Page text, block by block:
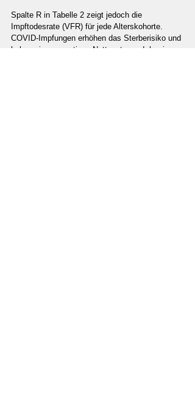
Spalte R in Tabelle 2 zeigt jedoch die
Impftodesrate (VFR) für jede Alterskohorte.
COVID-Impfungen erhöhen das Sterberisiko und
haben einen negativen Nettonutzen, d. h. ein